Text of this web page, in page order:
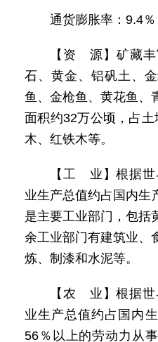
通货膨胀率：9.4％
【资 源】矿藏
石、黄金、铝矾土、
鱼、金枪鱼、黄花鱼、
面积约32万公顷，占
木、红铁木等。
【工 业】根据
业生产总值约占国内生
是主要工业部门，包括
余工业部门有建筑业、
炼、制漆和水泥等。
【农 业】根据
业生产总值约占国内
56％以上的劳动力从